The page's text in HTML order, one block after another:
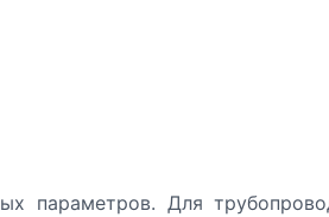
параметров. Для